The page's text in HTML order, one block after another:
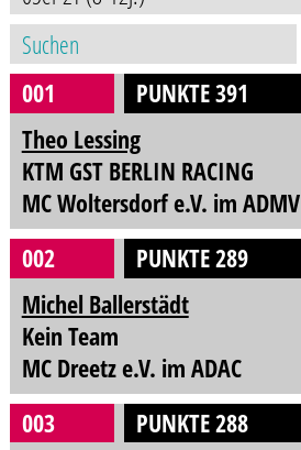
001 PUNKTE 391
Theo Lessing
KTM GST BERLIN RACING
MC Woltersdorf e.V. im ADMV
002
PUNKTE 289
Michel Ballerstädt
Kein Team
MC Dreetz e.V. im ADAC
003
PUNKTE 288